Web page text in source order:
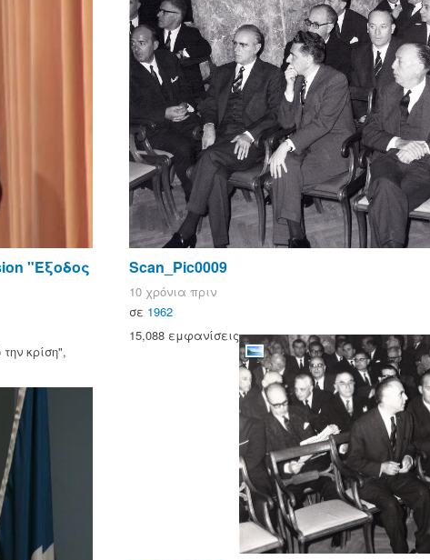
"Έξοδος
κρίση",
Scan_Pic0009
10 χρόνια πριν
σε 1962
15,088 εμφανίσεις